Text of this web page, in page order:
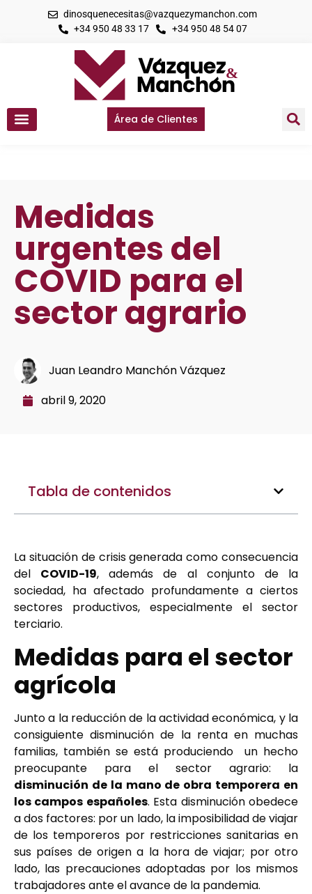
dinosquenecesitas@vazquezymanchon.com
+34 950 48 33 17
+34 950 48 54 07
Área de Clientes
Medidas
urgentes del
COVID para el
sector agrario
Juan Leandro Manchón Vázquez
abril 9, 2020
Tabla de contenidos
La situación de crisis generada como consecuencia
del COVID-19, además de al conjunto de la
sociedad, ha afectado profundamente a ciertos
sectores productivos, especialmente el sector
terciario.
Medidas para el sector
agrícola
Junto a la reducción de la actividad económica, y la
consiguiente disminución de la renta en muchas
familias, también se está produciendo un hecho
preocupante para el sector agrario: la
disminución de la mano de obra temporera en
los campos españoles. Esta disminución obedece
a dos factores: por un lado, la imposibilidad de viajar
de los temporeros por restricciones sanitarias en
sus países de origen a la hora de viajar; por otro
lado, las precauciones adoptadas por los mismos
trabajadores ante el avance de la pandemia.